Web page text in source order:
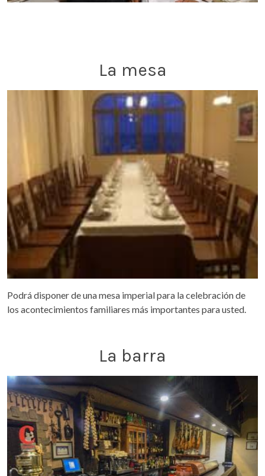
La mesa
Podrá disponer de una mesa imperial para la celebración de
los acontecimientos familiares más importantes para usted.
La barra